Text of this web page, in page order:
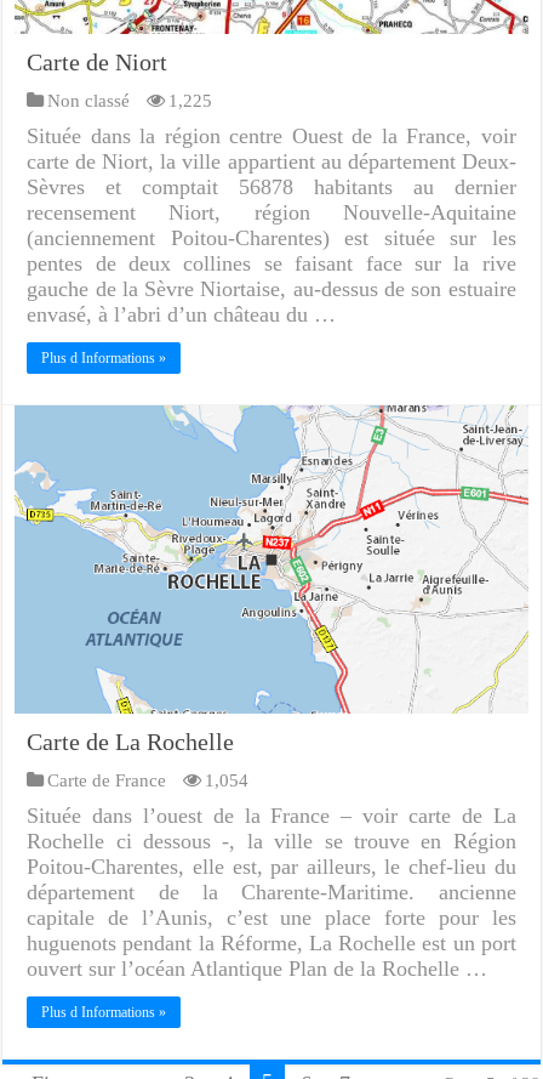
Carte de Niort
Non classé 1,225
Située dans la région centre Ouest de la France, voir
carte de Niort, la ville appartient au département Deux-
Sèvres et comptait 56878 habitants au dernier
recensement Niort, région Nouvelle-Aquitaine
(anciennement Poitou-Charentes) est située sur les
pentes de deux collines se faisant face sur la rive
gauche de la Sèvre Niortaise, au-dessus de son estuaire
envasé, à l’abri d’un château du …
Plus d Informations »
Carte de La Rochelle
Carte de France 1,054
Située dans l’ouest de la France – voir carte de La
Rochelle ci dessous -, la ville se trouve en Région
Poitou-Charentes, elle est, par ailleurs, le chef-lieu du
département de la Charente-Maritime. ancienne
capitale de l’Aunis, c’est une place forte pour les
huguenots pendant la Réforme, La Rochelle est un port
ouvert sur l’océan Atlantique Plan de la Rochelle …
Plus d Informations »